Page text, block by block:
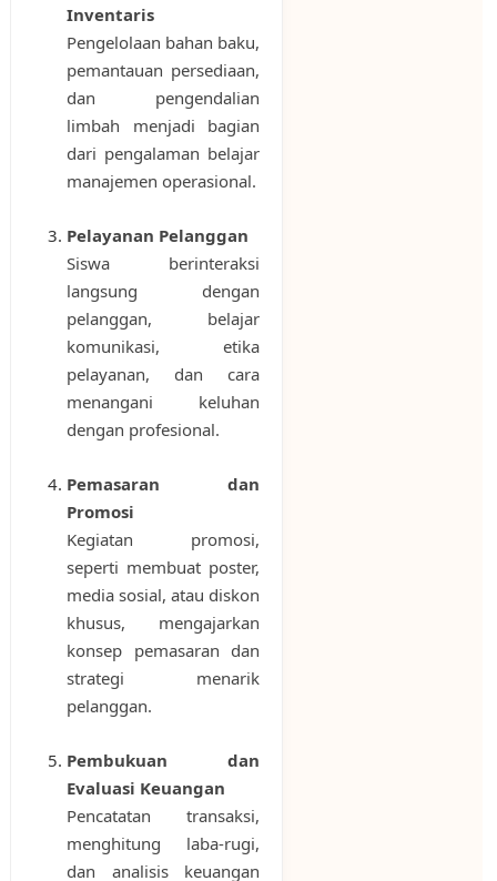
Inventaris
Pengelolaan bahan baku,
pemantauan persediaan,
dan pengendalian
limbah menjadi bagian
dari pengalaman belajar
manajemen operasional.
Pelayanan Pelanggan
Siswa berinteraksi
langsung dengan
pelanggan, belajar
komunikasi, etika
pelayanan, dan cara
menangani keluhan
dengan profesional.
Pemasaran dan
Promosi
Kegiatan promosi,
seperti membuat poster,
media sosial, atau diskon
khusus, mengajarkan
konsep pemasaran dan
strategi menarik
pelanggan.
Pembukuan dan
Evaluasi Keuangan
Pencatatan transaksi,
menghitung laba-rugi,
dan analisis keuangan